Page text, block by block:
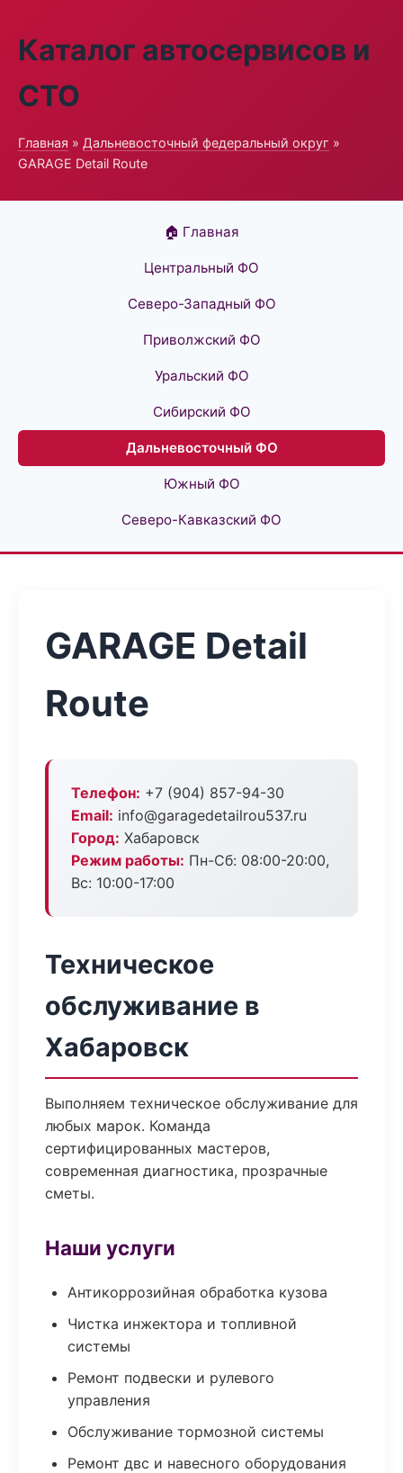
Каталог автосервисов и
СТО
Главная » Дальневосточный федеральный округ »
GARAGE Detail Route
🏠 Главная
Центральный ФО
Северо-Западный ФО
Приволжский ФО
Уральский ФО
Сибирский ФО
Дальневосточный ФО
Южный ФО
Северо-Кавказский ФО
GARAGE Detail
Route
Телефон: +7 (904) 857-94-30
Email: info@garagedetailrou537.ru
Город: Хабаровск
Режим работы: Пн-Сб: 08:00-20:00,
Вс: 10:00-17:00
Техническое
обслуживание в
Хабаровск
Выполняем техническое обслуживание для
любых марок. Команда
сертифицированных мастеров,
современная диагностика, прозрачные
сметы.
Наши услуги
Антикоррозийная обработка кузова
Чистка инжектора и топливной
системы
Ремонт подвески и рулевого
управления
Обслуживание тормозной системы
Ремонт двс и навесного оборудования